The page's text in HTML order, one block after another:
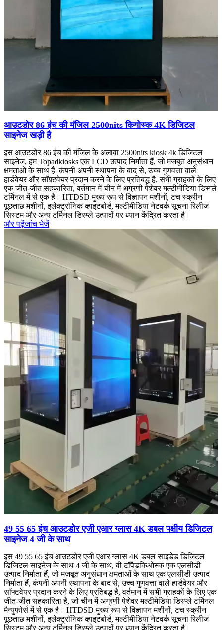
आउटडोर 86 इंच की मंजिल 2500nits कियोस्क 4K डिजिटल
साइनेज खड़ी है
इस आउटडोर 86 इंच की मंजिल के अलावा 2500nits kiosk 4k डिजिटल
साइनेज, हम Topadkiosks एक LCD उत्पाद निर्माता हैं, जो मजबूत अनुसंधान
क्षमताओं के साथ हैं, कंपनी अपनी स्थापना के बाद से, उच्च गुणवत्ता वाले
हार्डवेयर और सॉफ़्टवेयर प्रदान करने के लिए प्रतिबद्ध है, सभी ग्राहकों के लिए
एक जीत-जीत सहकारिता, वर्तमान में चीन में अग्रणी पेशेवर मल्टीमीडिया डिस्प्ले
टर्मिनल में से एक है। HTDSD मुख्य रूप से विज्ञापन मशीनों, टच स्क्रीन
पूछताछ मशीनों, इलेक्ट्रॉनिक व्हाइटबोर्ड, मल्टीमीडिया नेटवर्क सूचना रिलीज
सिस्टम और अन्य टर्मिनल डिस्प्ले उत्पादों पर ध्यान केंद्रित करता है।
और पढ़ेंजांच भेजें
49 55 65 इंच आउटडोर एजी एआर ग्लास 4K डबल पक्षीय डिजिटल
साइनेज 4 जी के साथ
इस 49 55 65 इंच आउटडोर एजी एआर ग्लास 4K डबल साइडेड डिजिटल
डिजिटल साइनेज के साथ 4 जी के साथ, वी टॉपैडकिओस्क एक एलसीडी
उत्पाद निर्माता हैं, जो मजबूत अनुसंधान क्षमताओं के साथ एक एलसीडी उत्पाद
निर्माता हैं, कंपनी अपनी स्थापना के बाद से, उच्च गुणवत्ता वाले हार्डवेयर और
सॉफ्टवेयर प्रदान करने के लिए प्रतिबद्ध है, वर्तमान में सभी ग्राहकों के लिए एक
जीत-जीत सहकारिता है, जो चीन में अग्रणी पेशेवर मल्टीमेडिया डिस्प्ले टर्मिनल
मैन्युफोर्स में से एक है। HTDSD मुख्य रूप से विज्ञापन मशीनों, टच स्क्रीन
पूछताछ मशीनों, इलेक्ट्रॉनिक व्हाइटबोर्ड, मल्टीमीडिया नेटवर्क सूचना रिलीज
सिस्टम और अन्य टर्मिनल डिस्प्ले उत्पादों पर ध्यान केंद्रित करता है।